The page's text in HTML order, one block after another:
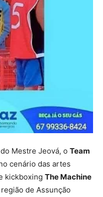
Mestre Jeová, o Team
cenário das artes
kickboxing The Machine
de Assunção